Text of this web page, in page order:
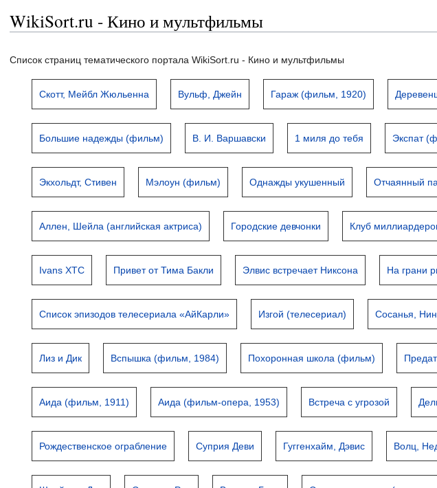
WikiSort.ru - Кино и мультфильмы
Список страниц тематического портала WikiSort.ru - Кино и мультфильмы
Скотт, Мейбл Жюльенна Вульф, Джейн Гараж (фильм, 1920)
Большие надежды (фильм) В. И. Варшавски 1 миля до тебя Экспат
Экхольдт, Стивен Мэлоун (фильм) Однажды укушенный Отчаянный
Аллен, Шейла (английская актриса) Городские девчонки Клуб
Ivans XTC Привет от Тима Бакли Элвис встречает Никсона На грани
Список эпизодов телесериала «АйКарли» Изгой (телесериал) Сосанья,
Лиз и Дик Вспышка (фильм, 1984) Похоронная школа (фильм)
Аида (фильм, 1911) Аида (фильм-опера, 1953) Встреча с угрозой
Рождественское ограбление Суприя Деви Гуггенхайм, Дэвис Волц,